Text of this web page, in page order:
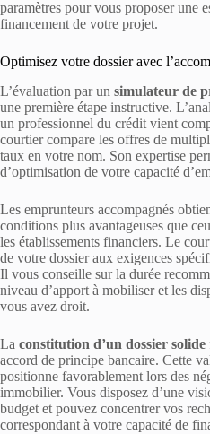
paramètres pour vous proposer une
financement de votre projet.
Optimisez votre dossier avec
L’évaluation par un simulateur de
une première étape instructive.
un professionnel du crédit vient
courtier compare les offres de
taux en votre nom. Son expertise
d’optimisation de votre capacité
Les emprunteurs accompagnés
conditions plus avantageuses que
les établissements financiers. Le
de votre dossier aux exigences
Il vous conseille sur la durée
niveau d’apport à mobiliser et les
vous avez droit.
La constitution d’un dossier solide
accord de principe bancaire. Cette
positionne favorablement lors des
immobilier. Vous disposez d’une
budget et pouvez concentrer vos
correspondant à votre capacité de